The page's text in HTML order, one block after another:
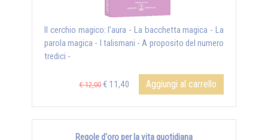
Il cerchio magico: l’aura - La bacchetta magica - La
parola magica - I talismani - A proposito del numero
tredici -
€ 12,00 € 11,40 Aggiungi al carrello
Regole d'oro per la vita quotidiana